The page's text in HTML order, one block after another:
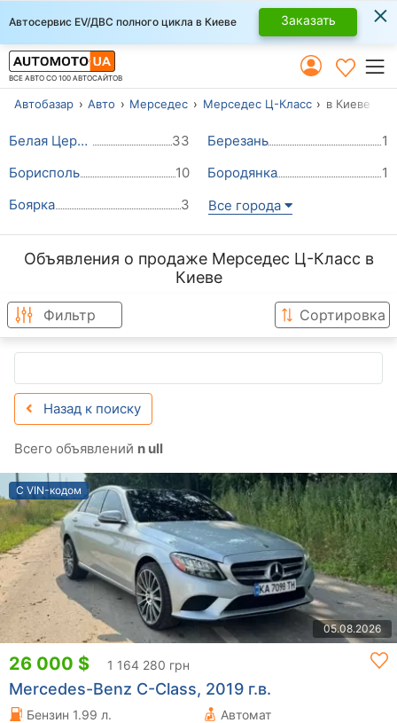
Автосервис EV/ДВС полного цикла в Киеве Заказать ×
ВСЕ АВТО СО 100 АВТОСАЙТОВ
Автобазар Авто Мерседес Мерседес Ц-Класс в Киеве
Белая Церковь 33 Березань
1
Борисполь
10 Бородянка
1
Боярка
3 Все города
Объявления о продаже Мерседес Ц-Класс в
Киеве
Фильтр Сортировка
Назад к поиску
Всего объявлений n ull
С VIN-кодом
05.08.2026
26 000 $ 1 164 280 грн
Mercedes-Benz C-Class, 2019 г.в.
Бензин 1.99 л.
Автомат